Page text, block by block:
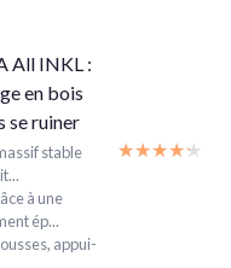
All INKL :
en bois
se ruiner
stable
à une
ép...
appui-
★★★★★
★★★★★